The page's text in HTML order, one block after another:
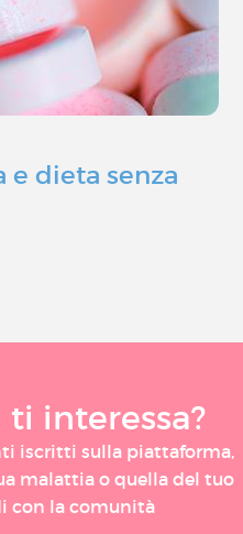
e dieta senza
interessa?
iscritti sulla piattaforma,
malattia o quella del tuo
con la comunità